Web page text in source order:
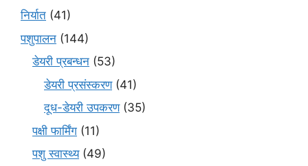
निर्यात (41)
पशुपालन (144)
डेयरी प्रबन्धन (53)
डेयरी प्रसंस्करण(41)
दूध-डेयरी उपकरण(35)
पक्षी फार्मिंग (11)
पशु स्वास्थ्य(49)